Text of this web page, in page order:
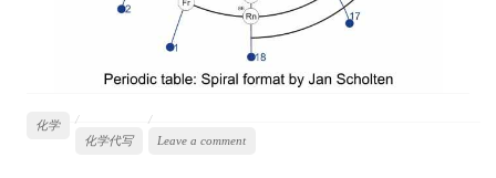
化学
化学代写
Leave a comment